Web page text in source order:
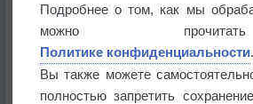
Атмосфера начала
В Приморье обнаружены
Подробнее о том, как мы
можно
Политике конфиденциальности.
Вы также можете
полностью запретить